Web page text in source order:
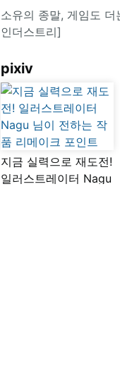
소유의 종말, 게임도
인더스트리]
pixiv
지금 실력으로 재도전!
일러스트레이터 Nagu